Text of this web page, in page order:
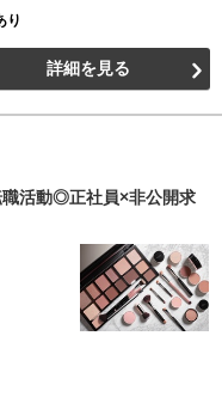
り
詳細を見る
職活動◎正社員×非公開求